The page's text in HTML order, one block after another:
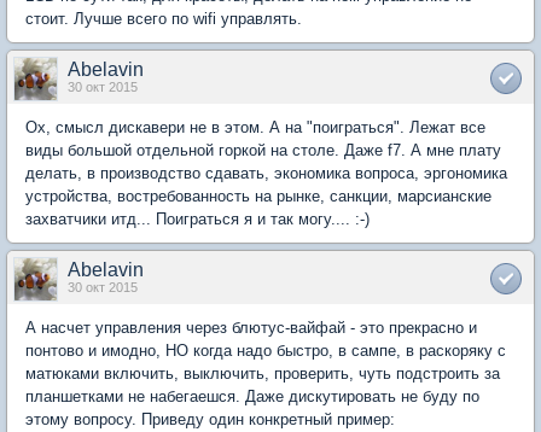
стоит. Лучше всего по wifi управлять.
Abelavin
30 окт 2015
Ох, смысл дискавери не в этом. А на "поиграться". Лежат все
виды большой отдельной горкой на столе. Даже f7. А мне плату
делать, в производство сдавать, экономика вопроса, эргономика
устройства, востребованность на рынке, санкции, марсианские
захватчики итд... Поиграться я и так могу.... :-)
Abelavin
30 окт 2015
А насчет управления через блютус-вайфай - это прекрасно и
понтово и имодно, НО когда надо быстро, в сампе, в раскоряку с
матюками включить, выключить, проверить, чуть подстроить за
планшетками не набегаешся. Даже дискутировать не буду по
этому вопросу. Приведу один конкретный пример: